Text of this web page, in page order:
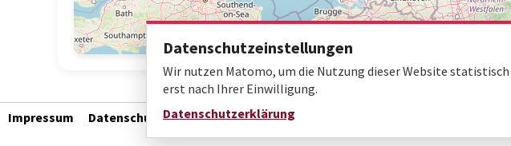
Impressum Datenschutz Barrierefreiheit
Datenschutzeinstellungen
Wir nutzen Matomo, um die Nutzung dieser Website
erst nach Ihrer Einwilligung.
Datenschutzerklärung